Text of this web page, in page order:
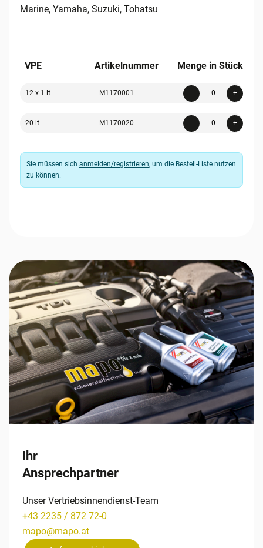
Marine, Yamaha, Suzuki, Tohatsu
VPE Artikelnummer Menge in Stück
12 x 1 lt M1170001 - +
20 lt M1170020 - +
Sie müssen sich anmelden/registrieren, um die Bestell-Liste nutzen
zu können.
Ihr
Ansprechpartner
Unser Vertriebsinnendienst-Team
+43 2235 / 872 72-0
mapo@mapo.at